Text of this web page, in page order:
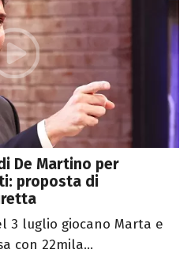
De Martino per
proposta di
3 luglio giocano Marta e
con 22mila...